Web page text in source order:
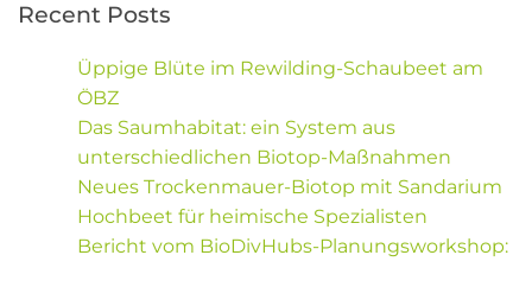
Recent Posts
Üppige Blüte im Rewilding-Schaubeet am
ÖBZ
Das Saumhabitat: ein System aus
unterschiedlichen Biotop-Maßnahmen
Neues Trockenmauer-Biotop mit Sandarium
Hochbeet für heimische Spezialisten
Bericht vom BioDivHubs-Planungsworkshop: